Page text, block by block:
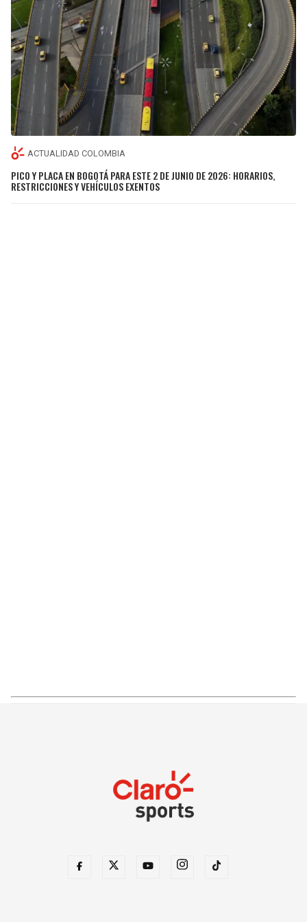
ACTUALIDAD COLOMBIA
PICO Y PLACA EN BOGOTÁ PARA ESTE 2 DE JUNIO DE 2026: HORARIOS,
RESTRICCIONES Y VEHÍCULOS EXENTOS